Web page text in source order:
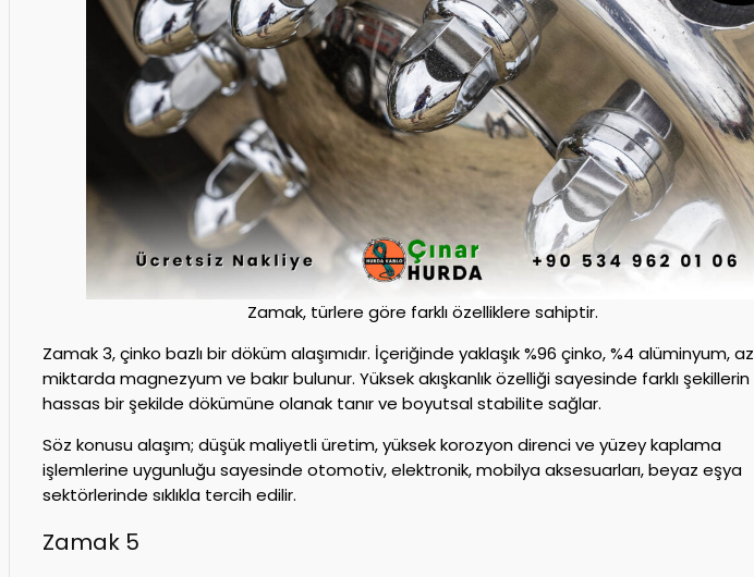
Zamak, türlere göre farklı özelliklere sahiptir.
Zamak 3, çinko bazlı bir döküm alaşımıdır. İçeriğinde yaklaşık %96 çinko, %4 alüminyum, az
miktarda magnezyum ve bakır bulunur. Yüksek akışkanlık özelliği sayesinde farklı şekillerin
hassas bir şekilde dökümüne olanak tanır ve boyutsal stabilite sağlar.
Söz konusu alaşım; düşük maliyetli üretim, yüksek korozyon direnci ve yüzey kaplama
işlemlerine uygunluğu sayesinde otomotiv, elektronik, mobilya aksesuarları, beyaz eşya
sektörlerinde sıklıkla tercih edilir.
Zamak 5